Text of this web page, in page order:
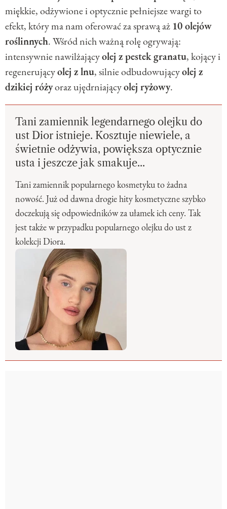
miękkie, odżywione i optycznie pełniejsze wargi to
efekt, który ma nam oferować za sprawą aż 10 olejów
roślinnych. Wśród nich ważną rolę ogrywają:
intensywnie nawilżającyolej z pestek granatu, kojący i
regenerującyolej z lnu, silnie odbudowującyolej z
dzikiej różyoraz ujędrniającyolej ryżowy.
Tani zamiennik legendarnego olejku do
ust Dior istnieje. Kosztuje niewiele, a
świetnie odżywia, powiększa optycznie
usta i jeszcze jak smakuje...
Tani zamiennik popularnego kosmetyku to żadna
nowość. Już od dawna drogie hity kosmetyczne szybko
doczekują się odpowiedników za ułamek ich ceny. Tak
jest także w przypadku popularnego olejku do ust z
kolekcji Diora.